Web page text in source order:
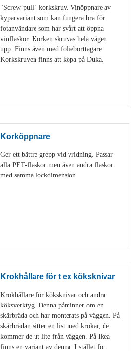
"Screw-pull" korkskruv. Vinöppnare av
kyparvariant som kan fungera bra för
fotanvändare som har svårt att öppna
vinflaskor. Korken skruvas hela vägen
upp. Finns även med folieborttagare.
Korkskruven finns att köpa på Duka.
Korköppnare
Ger ett bättre grepp vid vridning. Passar
alla PET-flaskor men även andra flaskor
med samma lockdimension
Krokhållare för t ex köksknivar
Krokhållare för köksknivar och andra
köksverktyg. Denna påminner om en
skärbräda och har monterats på väggen. På
skärbrädan sitter en list med krokar, de
kommer de ut lite från väggen. På Ikea
finns en variant av denna. I stället för